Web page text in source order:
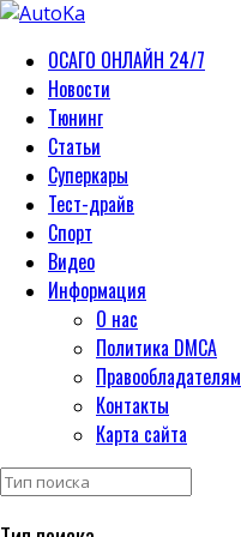
ОСАГО ОНЛАЙН 24/7
Новости
Тюнинг
Статьи
Суперкары
Тест-драйв
Спорт
Видео
Информация
О нас
Политика DMCA
Правообладателям
Контакты
Карта сайта